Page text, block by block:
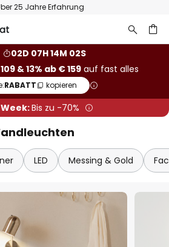
50 Tage Retoure
02D 07H 14M 00S
& 13% ab € 159auf fast alles
RABATT kopieren
Bis zu -70%
LED Messing & Gold
Rabatt
Rabattab € 109
Rabattab € 159
auf fast alles*
RABATT kopieren
Jetzt einlösen